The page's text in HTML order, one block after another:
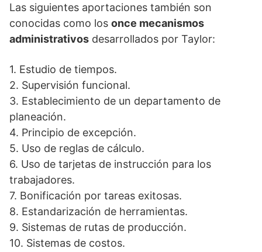
Las siguientes aportaciones también son
conocidas como los once mecanismos
administrativos desarrollados por Taylor:
1. Estudio de tiempos.
2. Supervisión funcional.
3. Establecimiento de un departamento de
planeación.
4. Principio de excepción.
5. Uso de reglas de cálculo.
6. Uso de tarjetas de instrucción para los
trabajadores.
7. Bonificación por tareas exitosas.
8. Estandarización de herramientas.
9. Sistemas de rutas de producción.
10. Sistemas de costos.